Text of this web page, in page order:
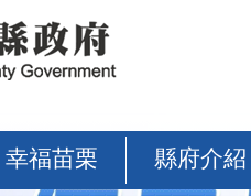
幸福苗栗 縣府介紹